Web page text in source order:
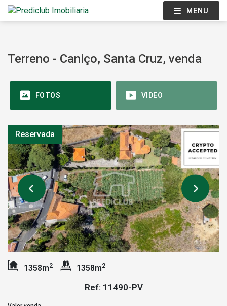
MENU
Terreno - Caniço, Santa Cruz, venda
FOTOS VIDEO
Reservada
1358m2 1358m2
Ref: 11490-PV